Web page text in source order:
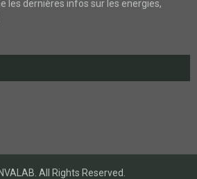
les dernières infos sur les energies,
All Rights Reserved.